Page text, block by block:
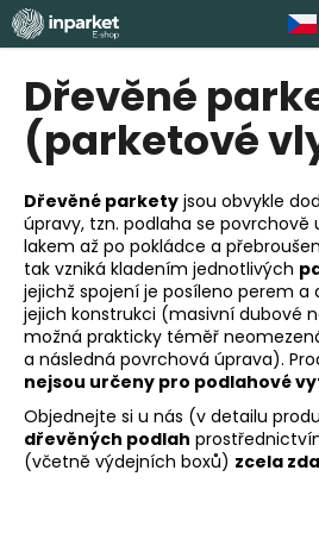
Přejít
na
obsah
Dřevěné
(parketové
Dřevěné parkety jsou obvykle
úpravy, tzn. podlaha se povrchově
lakem až po pokládce a
tak vzniká kladením jednotlivých
jejichž spojení je posíleno perem a
jejich konstrukci (masivní dubové
možná prakticky téměř
a následná povrchová úprava).
nejsou určeny pro podlahové
Objednejte si u nás (v detailu
dřevěných podlah
(včetně výdejních boxů) zcela
K
o
C
o
p
o
t
ř
e
b
u
j
e
t